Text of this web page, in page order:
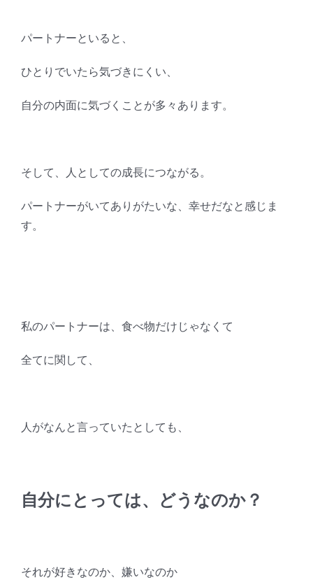
パートナーといると、
ひとりでいたら気づきにくい、
自分の内面に気づくことが多々あります。
そして、人としての成長につながる。
パートナーがいてありがたいな、幸せだなと感じま
す。
私のパートナーは、食べ物だけじゃなくて
全てに関して、
人がなんと言っていたとしても、
自分にとっては、どうなのか？
それが好きなのか、嫌いなのか